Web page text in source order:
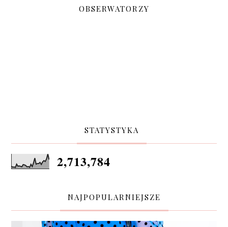
OBSERWATORZY
STATYSTYKA
2,713,784
NAJPOPULARNIEJSZE